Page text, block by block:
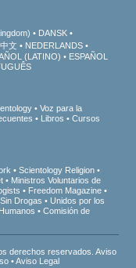
DANSK
文
NEDERLANDS
(LATINO)
ESPAÑOL
Voz para la
Libros
Cursos
Scientology Religion
Ministros Voluntarios de
Freedom Magazine
Drogas
Unidos por los
Comisión de
derechos reservados.Aviso
•Aviso Legal